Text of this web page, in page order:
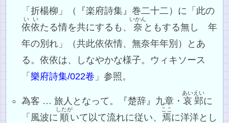
「折楊柳」（『楽府詩集』巻二十二）に「此の
依依
いい
たる情を共にするも、 奈
いかん
ともする無し 年
年の別れ」（共此依依情、無奈年年別）とあ
る。依依は、しなやかな様子。ウィキソース
「樂府詩集/022卷 」参照。
為客 … 旅人となって。『楚辞』九章・哀郢
あいえい
に
「風波に 順
したが
いて以て流れに従い、焉
ここ
に洋洋とし